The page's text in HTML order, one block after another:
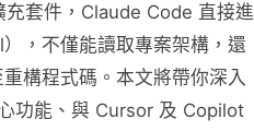
充套件，Claude Code 直接進
，不僅能讀取專案架構，還
構程式碼。本文將帶你深入
功能、與 Cursor 及 Copilot